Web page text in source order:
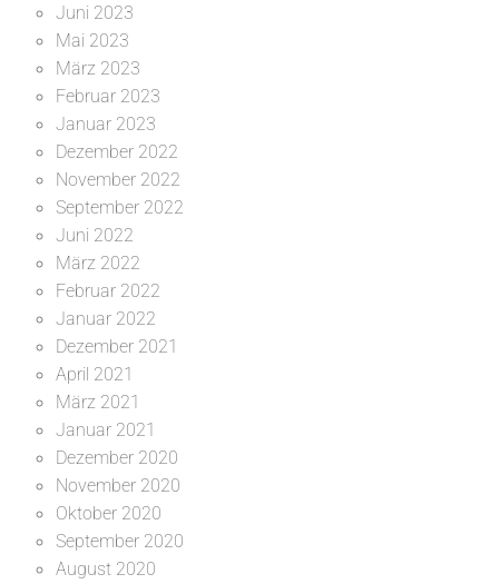
Juni 2023
Mai 2023
März 2023
Februar 2023
Januar 2023
Dezember 2022
November 2022
September 2022
Juni 2022
März 2022
Februar 2022
Januar 2022
Dezember 2021
April 2021
März 2021
Januar 2021
Dezember 2020
November 2020
Oktober 2020
September 2020
August 2020